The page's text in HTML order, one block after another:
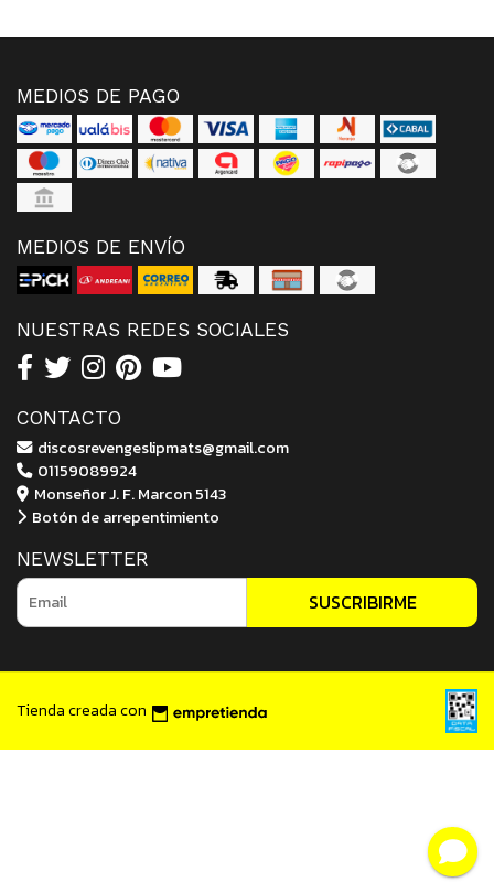
MEDIOS DE PAGO
MEDIOS DE ENVÍO
NUESTRAS REDES SOCIALES
CONTACTO
discosrevengeslipmats@gmail.com
01159089924
Monseñor J. F. Marcon 5143
Botón de arrepentimiento
NEWSLETTER
SUSCRIBIRME
Tienda creada con